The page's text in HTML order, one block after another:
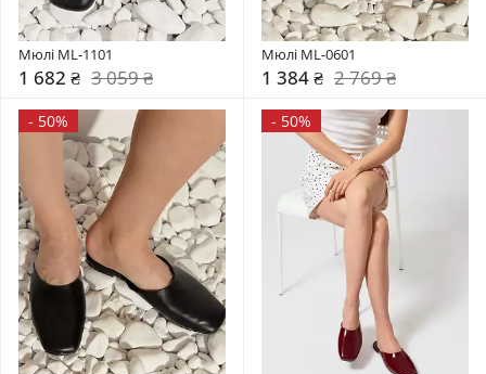
Мюлі ML-1101
1 682 ₴ 3 059 ₴
Мюлі ML-0601
1 384 ₴ 2 769 ₴
- 50% - 50%